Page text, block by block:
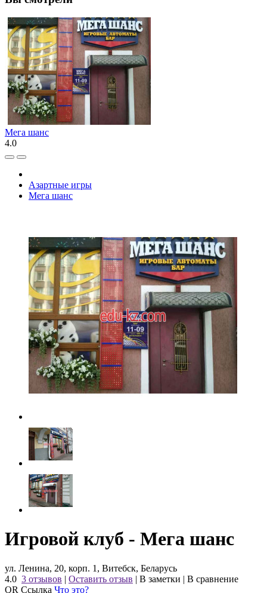
Мега шанс
4.0
Азартные игры
Мега шанс
Игровой клуб - Мега шанс
ул. Ленина, 20, корп. 1, Витебск, Беларусь
4.0 3 отзывов | Оставить отзыв | В заметки | В сравнение
QR Ссылка Что это?